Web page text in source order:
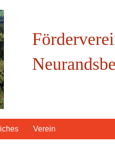
Verein